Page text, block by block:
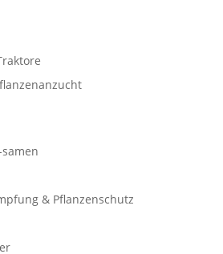
& Pflanzenschutz